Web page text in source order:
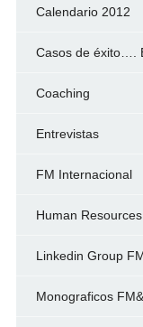
Calendario 2012
Casos de éxito….
Coaching
Entrevistas
FM Internacional
Human Resources
Linkedin Group
Monograficos